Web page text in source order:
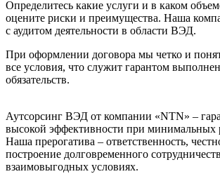
Определитесь какие услуги и в каком
оцените риски и преимущества. Наша
с аудитом деятельности в области ВЭД.
При оформлении договора мы четко и
все условия, что служит гарантом
обязательств.
Аутсорсинг ВЭД от компании «NTN» –
высокой эффективности при минимальных
Наша прерогатива – ответственность,
построение долговременного
взаимовыгодных условиях.